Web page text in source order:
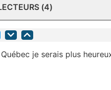
(4)
je serais plus